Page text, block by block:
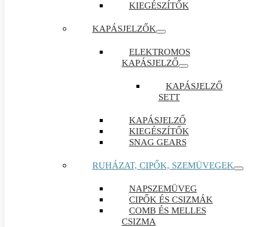
KIEGÉSZÍTŐK
KAPÁSJELZŐK
ELEKTROMOS
KAPÁSJELZŐ
KAPÁSJELZŐ
SETT
KAPÁSJELZŐ
KIEGÉSZÍTŐK
SNAG GEARS
RUHÁZAT, CIPŐK, SZEMÜVEGEK
NAPSZEMÜVEG
CIPŐK ÉS CSIZMÁK
COMB ÉS MELLES
CSIZMA